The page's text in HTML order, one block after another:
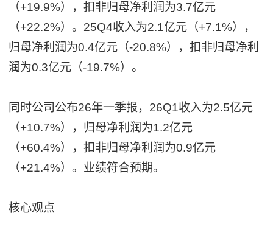
（+19.9%），扣非归母净利润为3.7亿元
（+22.2%）。25Q4收入为2.1亿元（+7.1%），
归母净利润为0.4亿元（-20.8%），扣非归母净利
润为0.3亿元（-19.7%）。
同时公司公布26年一季报，26Q1收入为2.5亿元
（+10.7%），归母净利润为1.2亿元
（+60.4%），扣非归母净利润为0.9亿元
（+21.4%）。业绩符合预期。
核心观点